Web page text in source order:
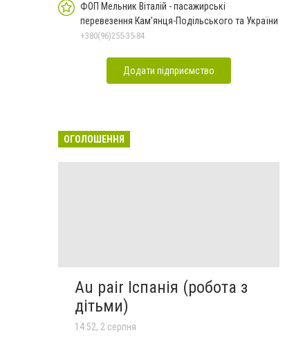
ФОП Мельник Віталій - пасажирські
перевезення Кам’янця-Подільського та України
+380(96)255-35-84
Додати підприємство
ОГОЛОШЕННЯ
Au pair Іспанія (робота з
дітьми)
14:52, 2 серпня